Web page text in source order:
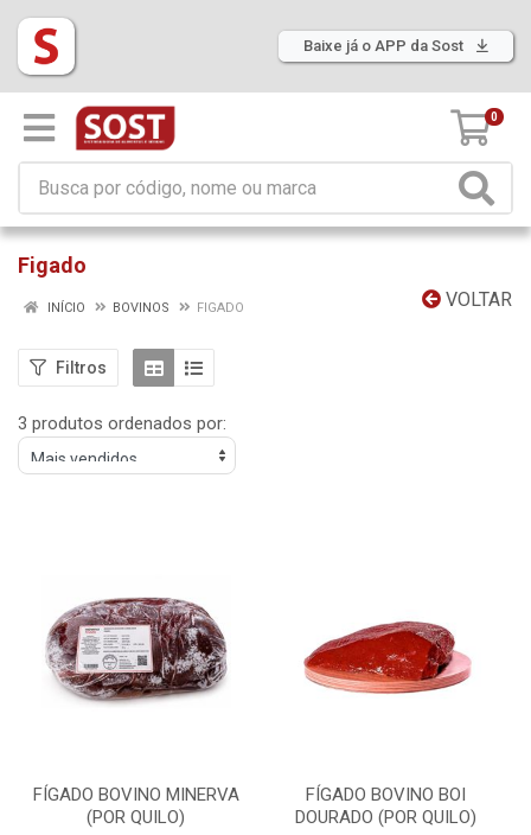
Baixe já o APP da Sost
0
Figado
VOLTAR
INÍCIO BOVINOS FIGADO
Filtros
3 produtos ordenados por:
FÍGADO BOVINO MINERVA
(POR QUILO)
FÍGADO BOVINO BOI
DOURADO (POR QUILO)